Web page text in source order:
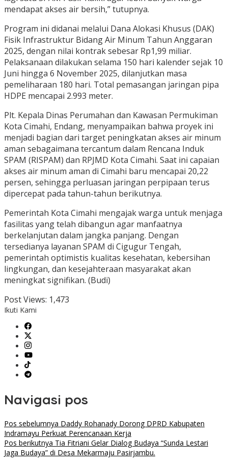
mendapat akses air bersih,” tutupnya.
Program ini didanai melalui Dana Alokasi Khusus (DAK)
Fisik Infrastruktur Bidang Air Minum Tahun Anggaran
2025, dengan nilai kontrak sebesar Rp1,99 miliar.
Pelaksanaan dilakukan selama 150 hari kalender sejak 10
Juni hingga 6 November 2025, dilanjutkan masa
pemeliharaan 180 hari. Total pemasangan jaringan pipa
HDPE mencapai 2.993 meter.
Plt. Kepala Dinas Perumahan dan Kawasan Permukiman
Kota Cimahi, Endang, menyampaikan bahwa proyek ini
menjadi bagian dari target peningkatan akses air minum
aman sebagaimana tercantum dalam Rencana Induk
SPAM (RISPAM) dan RPJMD Kota Cimahi. Saat ini capaian
akses air minum aman di Cimahi baru mencapai 20,22
persen, sehingga perluasan jaringan perpipaan terus
dipercepat pada tahun-tahun berikutnya.
Pemerintah Kota Cimahi mengajak warga untuk menjaga
fasilitas yang telah dibangun agar manfaatnya
berkelanjutan dalam jangka panjang. Dengan
tersedianya layanan SPAM di Cigugur Tengah,
pemerintah optimistis kualitas kesehatan, kebersihan
lingkungan, dan kesejahteraan masyarakat akan
meningkat signifikan. (Budi)
Post Views: 1,473
Ikuti Kami
Navigasi pos
Pos sebelumnya Daddy Rohanady Dorong DPRD Kabupaten
Indramayu Perkuat Perencanaan Kerja
Pos berikutnya Tia Fitriani Gelar Dialog Budaya “Sunda Lestari
Jaga Budaya” di Desa Mekarmaju Pasirjambu.